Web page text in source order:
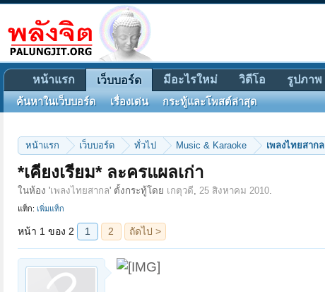
หน้าแรก เว็บบอร์ด ทั่วไป Music & Karaoke เพลงไทยสากล
*เคียงเรียม* ละครแผลเก่า
ในห้อง 'เพลงไทยสากล' ตั้งกระทู้โดย เกตุวดี, 25 สิงหาคม 2010.
แท็ก: เพิ่มแท็ก
หน้า 1 ของ 2 1 ถัดไป >
หน้าแรก เว็บบอร์ด
ค้นหาในเว็บบอร์ด เรื่องเด่น กระทู้และโพสต์ล่าสุด
มีอะไรใหม่ วิดีโอ รูปภาพ